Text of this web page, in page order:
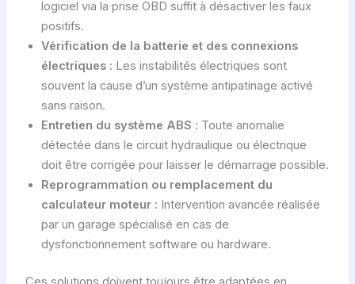
logiciel via la prise OBD suffit à désactiver les faux
positifs.
Vérification de la batterie et des connexions
électriques : Les instabilités électriques sont
souvent la cause d’un système antipatinage activé
sans raison.
Entretien du système ABS : Toute anomalie
détectée dans le circuit hydraulique ou électrique
doit être corrigée pour laisser le démarrage possible.
Reprogrammation ou remplacement du
calculateur moteur : Intervention avancée réalisée
par un garage spécialisé en cas de
dysfonctionnement software ou hardware.